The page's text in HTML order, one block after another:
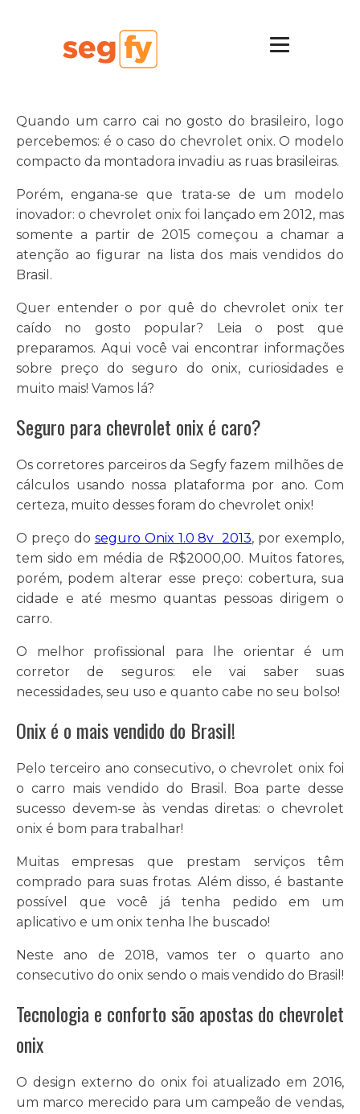
Quando um carro cai no gosto do brasileiro, logo
percebemos: é o caso do chevrolet onix. O modelo
compacto da montadora invadiu as ruas brasileiras.
Porém, engana-se que trata-se de um modelo
inovador: o chevrolet onix foi lançado em 2012, mas
somente a partir de 2015 começou a chamar a
atenção ao figurar na lista dos mais vendidos do
Brasil.
Quer entender o por quê do chevrolet onix ter
caído no gosto popular? Leia o post que
preparamos. Aqui você vai encontrar informações
sobre preço do seguro do onix, curiosidades e
muito mais! Vamos lá?
Seguro para chevrolet onix é caro?
Os corretores parceiros da Segfy fazem milhões de
cálculos usando nossa plataforma por ano. Com
certeza, muito desses foram do chevrolet onix!
O preço do seguro Onix 1.0 8v 2013, por exemplo,
tem sido em média de R$2000,00. Muitos fatores,
porém, podem alterar esse preço: cobertura, sua
cidade e até mesmo quantas pessoas dirigem o
carro.
O melhor profissional para lhe orientar é um
corretor de seguros: ele vai saber suas
necessidades, seu uso e quanto cabe no seu bolso!
Onix é o mais vendido do Brasil!
Pelo terceiro ano consecutivo, o chevrolet onix foi
o carro mais vendido do Brasil. Boa parte desse
sucesso devem-se às vendas diretas: o chevrolet
onix é bom para trabalhar!
Muitas empresas que prestam serviços têm
comprado para suas frotas. Além disso, é bastante
possível que você já tenha pedido em um
aplicativo e um onix tenha lhe buscado!
Neste ano de 2018, vamos ter o quarto ano
consecutivo do onix sendo o mais vendido do Brasil!
Tecnologia e conforto são apostas do chevrolet
onix
O design externo do onix foi atualizado em 2016,
um marco merecido para um campeão de vendas,